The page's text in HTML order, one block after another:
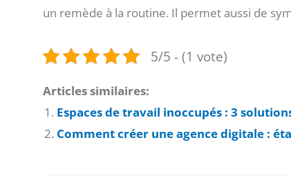
un remède à la routine. Il permet aussi de
5/5 - (1 vote)
Articles similaires:
Espaces de travail inoccupés : 3
Comment créer une agence digitale :